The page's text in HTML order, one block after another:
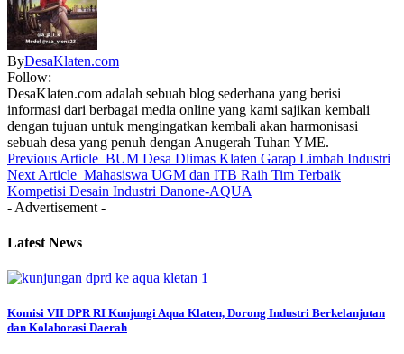
ByDesaKlaten.com
Follow:
DesaKlaten.com adalah sebuah blog sederhana yang berisi
informasi dari berbagai media online yang kami sajikan kembali
dengan tujuan untuk mengingatkan kembali akan harmonisasi
sebuah desa yang penuh dengan Anugerah Tuhan YME.
Previous Article BUM Desa Dlimas Klaten Garap Limbah Industri
Next Article Mahasiswa UGM dan ITB Raih Tim Terbaik
Kompetisi Desain Industri Danone-AQUA
- Advertisement -
Latest News
Komisi VII DPR RI Kunjungi Aqua Klaten, Dorong Industri Berkelanjutan
dan Kolaborasi Daerah